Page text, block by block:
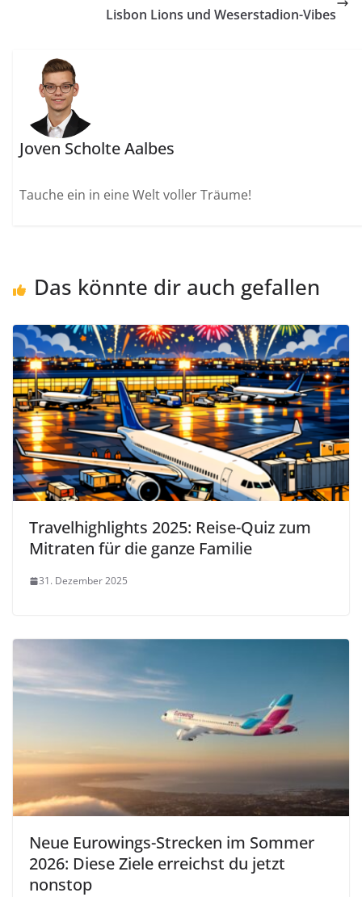
Lisbon Lions und Weserstadion-Vibes
Joven Scholte Aalbes
Tauche ein in eine Welt voller Träume!
Das könnte dir auch gefallen
Travelhighlights 2025: Reise-Quiz zum
Mitraten für die ganze Familie
31. Dezember 2025
Neue Eurowings-Strecken im Sommer
2026: Diese Ziele erreichst du jetzt
nonstop